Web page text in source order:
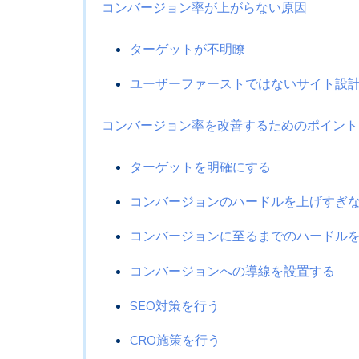
コンバージョン率が上がらない原因
ターゲットが不明瞭
ユーザーファーストではないサイト設
コンバージョン率を改善するためのポイント
ターゲットを明確にする
コンバージョンのハードルを上げすぎ
コンバージョンに至るまでのハードル
コンバージョンへの導線を設置する
SEO対策を行う
CRO施策を行う